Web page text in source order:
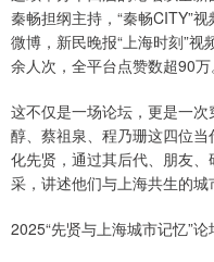
秦畅担纲主持，“秦畅CITY”
微博，新民晚报“上海时刻”
余人次，全平台点赞数超90万
这不仅是一场论坛，更是一
醇、蔡祖泉、程乃珊这四位
化先贤，通过其后代、朋友
采，讲述他们与上海共生的城
2025“先贤与上海城市记忆”论